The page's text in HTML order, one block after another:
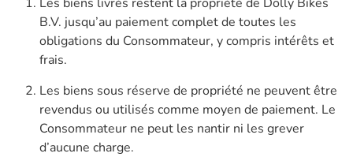
B.V. jusqu’au paiement complet de toutes les
obligations du Consommateur, y compris intérêts et
frais.
Les biens sous réserve de propriété ne peuvent être
revendus ou utilisés comme moyen de paiement. Le
Consommateur ne peut les nantir ni les grever
d’aucune charge.